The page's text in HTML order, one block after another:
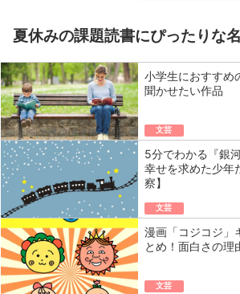
夏休みの課題読書にぴったりな
小学生におすすめ
聞かせたい作品
文芸
5分でわかる『銀
幸せを求めた少年
察】
文芸
漫画「コジコジ」
とめ！面白さの理
文芸